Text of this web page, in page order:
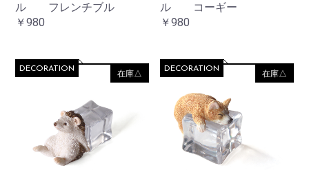
ル フレンチブル
￥980
ル コーギー
￥980
在庫△
DECORATION 在庫△
DECORATION
お買い物を続ける
カートへ進む